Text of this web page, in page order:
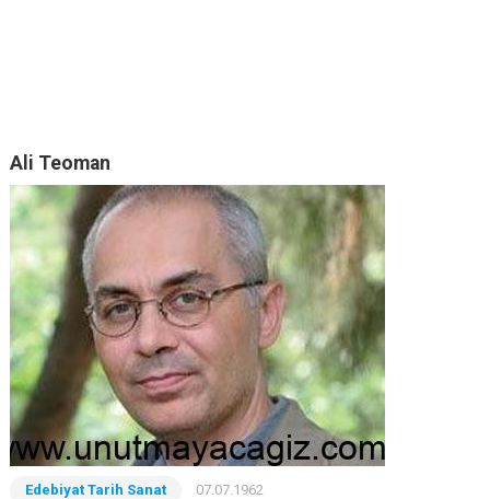
Ali Teoman
Edebiyat Tarih Sanat 07.07.1962